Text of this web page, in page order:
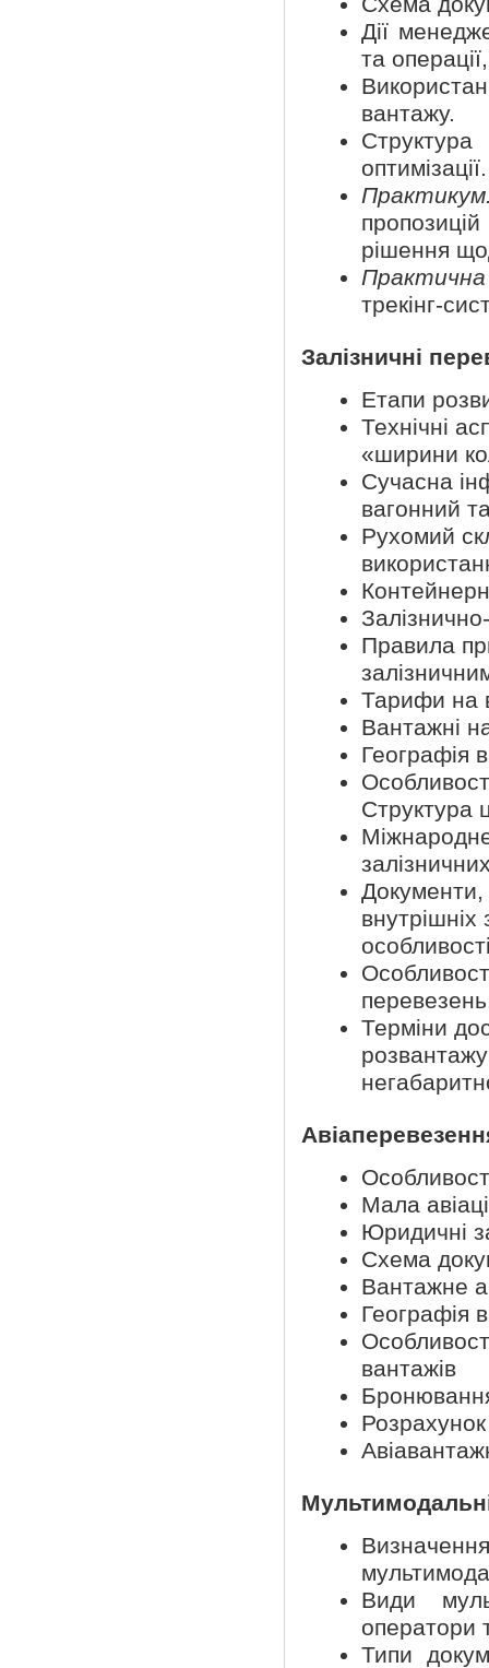
Дії
та
вантажу.
оптимізації.
рішення
трекінг-
Залізничні
Етапи
Технічні
«ширини
Сучасна
вагонний
Рухомий
Правила
Тарифи на
Вантажні
Географія
Структура
Документи,
Терміни
Мала
Юридичні
Схема
Вантажне
Географія
вантажів
Розрахунок
Види
оператори
Типи